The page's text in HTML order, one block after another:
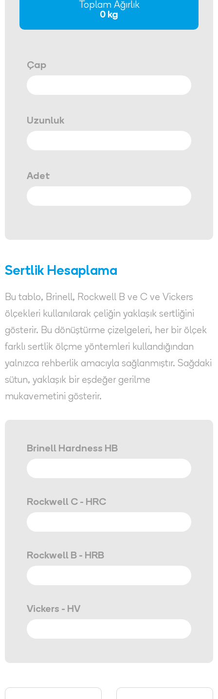
Çap
Uzunluk
Adet
Toplam Ağırlık
0 kg
Sertlik Hesaplama
Bu tablo, Brinell, Rockwell B ve C ve Vickers
ölçekleri kullanılarak çeliğin yaklaşık sertliğini
gösterir. Bu dönüştürme çizelgeleri, her bir ölçek
farklı sertlik ölçme yöntemleri kullandığından
yalnızca rehberlik amacıyla sağlanmıştır. Sağdaki
sütun, yaklaşık bir eşdeğer gerilme
mukavemetini gösterir.
Brinell Hardness HB
Rockwell C - HRC
Rockwell B - HRB
Vickers - HV